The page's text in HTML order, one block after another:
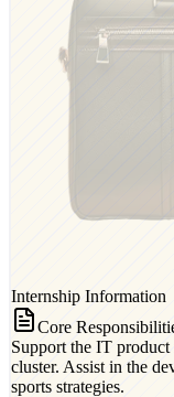
Internship Information
Core
Support the IT product
cluster. Assist in the
sports strategies.